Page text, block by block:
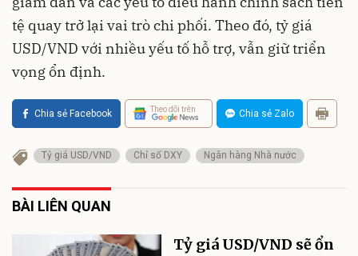
tệ quay trở lại vai trò chi phối. Theo đó, tỷ giá
USD/VND với nhiều yếu tố hỗ trợ, vẫn giữ triển
vọng ổn định.
Chia sẻ Facebook Theo dõi trên Chia sẻ Zalo
Tỷ giá USD/VND Chỉ số DXY Ngân hàng Nhà nước
BÀI LIÊN QUAN
Tỷ giá USD/VND sẽ ổn